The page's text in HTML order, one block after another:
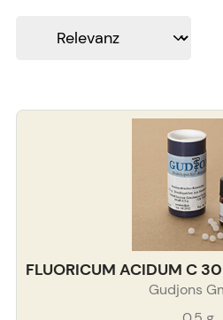
FLUORICUM ACIDUM C
Gudjons